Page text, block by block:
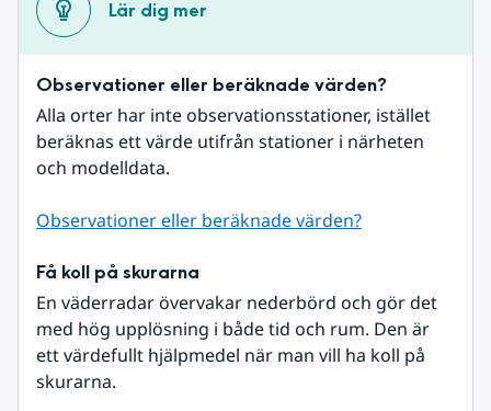
Lär dig mer
Observationer eller beräknade värden?
Alla orter har inte observationsstationer, istället
beräknas ett värde utifrån stationer i närheten
och modelldata.
Observationer eller beräknade värden?
Få koll på skurarna
En väderradar övervakar nederbörd och gör det
med hög upplösning i både tid och rum. Den är
ett värdefullt hjälpmedel när man vill ha koll på
skurarna.